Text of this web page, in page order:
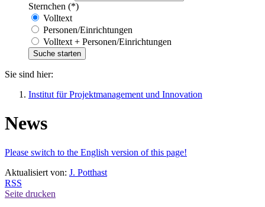
Sternchen (*)
Volltext
Personen/Einrichtungen
Volltext + Personen/Einrichtungen
Sie sind hier:
Institut für Projektmanagement und Innovation
News
Please switch to the English version of this page!
Aktualisiert von: J. Potthast
RSS
Seite drucken